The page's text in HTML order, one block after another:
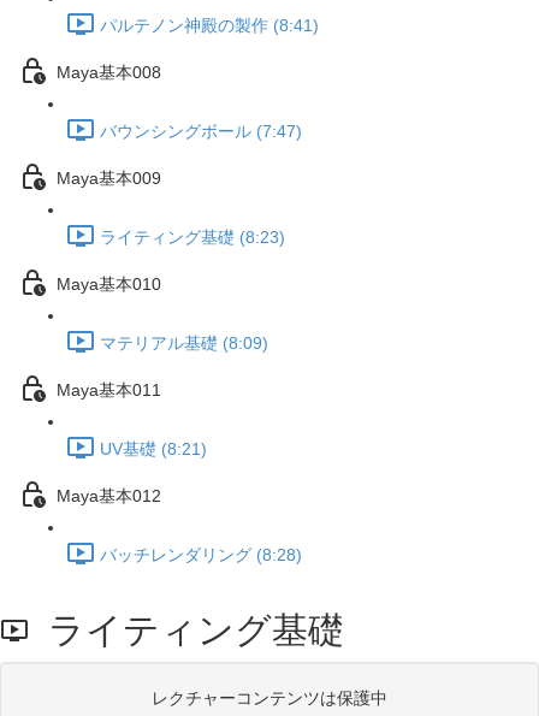
パルテノン神殿の製作 (8:41)
Maya基本008
バウンシングボール (7:47)
Maya基本009
ライティング基礎 (8:23)
Maya基本010
マテリアル基礎 (8:09)
Maya基本011
UV基礎 (8:21)
Maya基本012
バッチレンダリング (8:28)
ライティング基礎
レクチャーコンテンツは保護中